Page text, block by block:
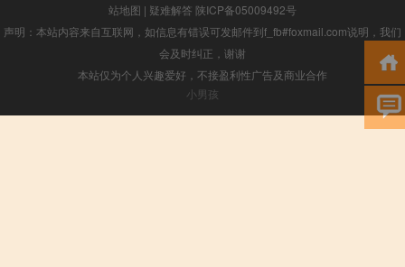
站地图 | 疑难解答 陕ICP备05009492号
声明：本站内容来自互联网，如信息有错误可发邮件到f_fb#foxmail.com说明，我们
会及时纠正，谢谢
本站仅为个人兴趣爱好，不接盈利性广告及商业合作
小男孩